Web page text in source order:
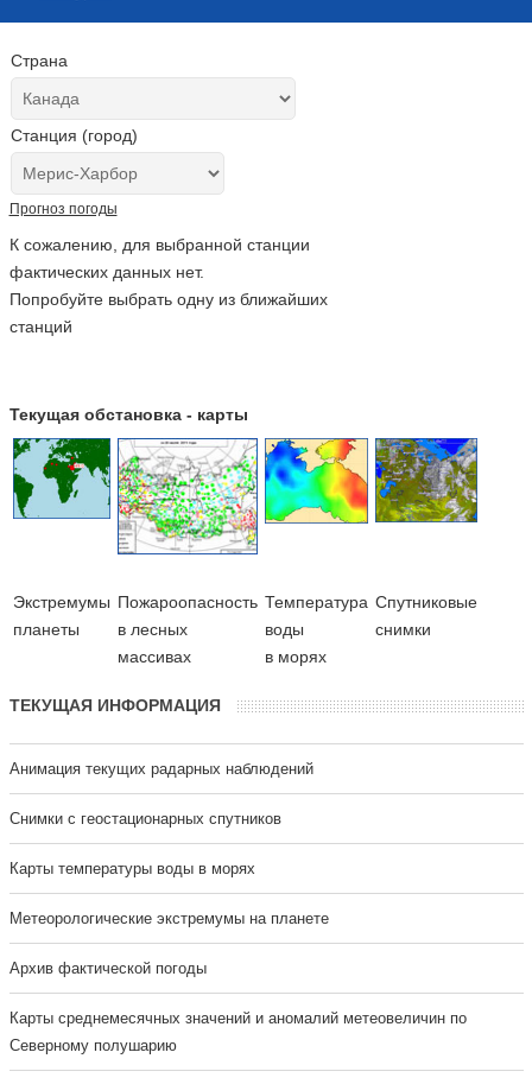
Страна
Станция (город)
Прогноз погоды
К сожалению, для выбранной станции
фактических данных нет.
Попробуйте выбрать одну из ближайших
станций
Текущая обстановка - карты
Экстремумы
планеты
Пожароопасность
в лесных
массивах
Температура
воды
в морях
Cпутниковые
снимки
ТЕКУЩАЯ ИНФОРМАЦИЯ
Анимация текущих радарных наблюдений
Cнимки с геостационарных спутников
Карты температуры воды в морях
Метеорологические экстремумы на планете
Архив фактической погоды
Карты среднемесячных значений и аномалий метеовеличин по
Северному полушарию